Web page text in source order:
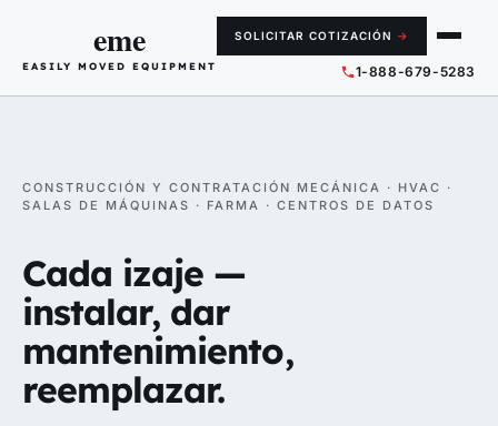
eme
EASILY MOVED EQUIPMENT 1-888-679-5283
SOLICITAR COTIZACIÓN →
CONSTRUCCIÓN Y CONTRATACIÓN MECÁNICA · HVAC ·
SALAS DE MÁQUINAS · FARMA · CENTROS DE DATOS
Cada izaje —
instalar, dar
mantenimiento,
reemplazar.